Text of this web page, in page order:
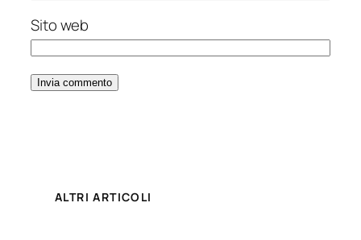
Sito web
ALTRI ARTICOLI